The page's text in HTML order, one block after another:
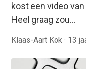
kost een video
Heel graag zou…
Klaas-Aart Kok · 13